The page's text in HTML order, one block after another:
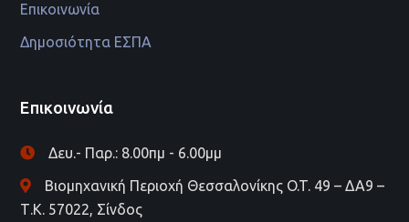
Επικοινωνία
Δημοσιότητα ΕΣΠΑ
Επικοινωνία
Δευ.- Παρ.: 8.00πμ - 6.00μμ
Βιομηχανική Περιοχή Θεσσαλονίκης O.T. 49 – ΔΑ9 –
Τ.Κ. 57022, Σίνδος